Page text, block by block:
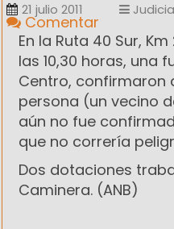
21 julio 2011
Comentar
En la Ruta 40 Sur,
las 10,30 horas, una
Centro, confirmaron
persona (un vecino
aún no fue
que no correría
Dos dotaciones
Caminera. (ANB)